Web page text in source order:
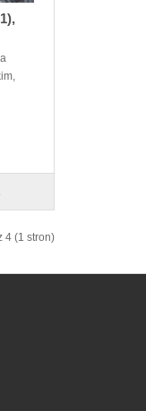
4 (1 stron)